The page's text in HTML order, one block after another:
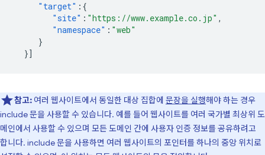
"target" :{
"site" : "https://www.example.co.jp" ,
"namespace" : "web"
}
}]
참고: 여러 웹사이트에서 동일한 대상 집합에 문장을 실행해야 하는 경우
include 문을 사용할 수 있습니다. 예를 들어 웹사이트를 여러 국가별 최상위 도
메인에서 사용할 수 있으며 모든 도메인 간에 사용자 인증 정보를 공유하려고
합니다. include 문을 사용하면 여러 웹사이트의 포인터를 하나의 중앙 위치로